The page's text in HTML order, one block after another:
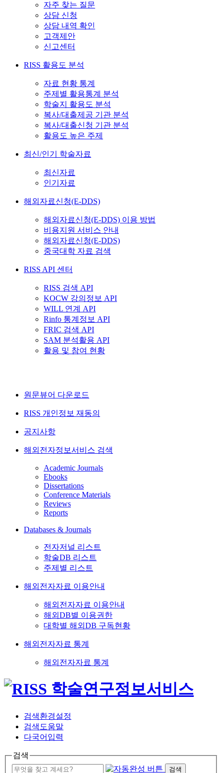
자주 찾는 질문
상담 신청
상담 내역 확인
고객제안
신고센터
RISS 활용도 분석
자료 현황 통계
주제별 활용통계 분석
학술지 활용도 분석
복사/대출제공 기관 분석
복사/대출신청 기관 분석
활용도 높은 주제
최신/인기 학술자료
최신자료
인기자료
해외자료신청(E-DDS)
해외자료신청(E-DDS) 이용 방법
비용지원 서비스 안내
해외자료신청(E-DDS)
중국대학 자료 검색
RISS API 센터
RISS 검색 API
KOCW 강의정보 API
WILL 연계 API
Rinfo 통계정보 API
FRIC 검색 API
SAM 분석활용 API
활용 및 참여 현황
원문뷰어 다운로드
RISS 개인정보 재동의
공지사항
해외전자정보서비스 검색
Academic Journals
Ebooks
Dissertations
Conference Materials
Reviews
Reports
Databases & Journals
전자저널 리스트
학술DB 리스트
주제별 리스트
해외전자자료 이용안내
해외전자자료 이용안내
해외DB별 이용권한
대학별 해외DB 구독현황
해외전자자료 통계
해외전자자료 통계
검색환경설정
검색도움말
다국어입력
검색
검색